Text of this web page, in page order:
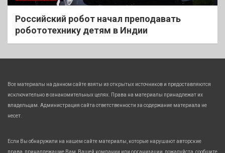
Российский робот начал преподавать
робототехнику детям в Индии
Все материалы на данном сайте взяты из открытых источников и предоставляются
исключительно в ознакомительных целях. Права на материалы принадлежат их
владельцам. Администрация сайта ответственности за содержание материала не
несет.
Если Вы обнаружили на нашем сайте материалы, которые нарушают авторские